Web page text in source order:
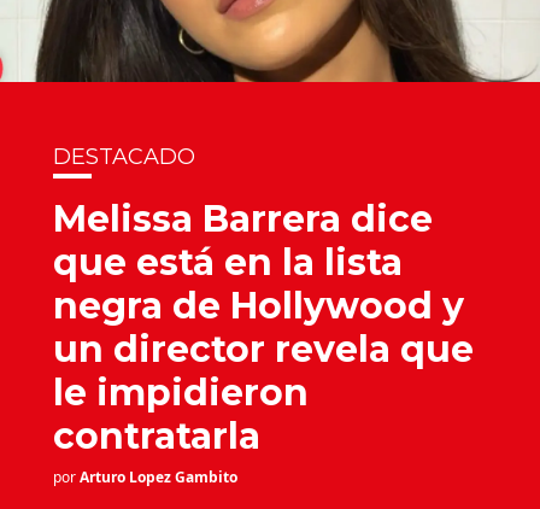
DESTACADO
Melissa Barrera dice
que está en la lista
negra de Hollywood y
un director revela que
le impidieron
contratarla
porArturo Lopez Gambito